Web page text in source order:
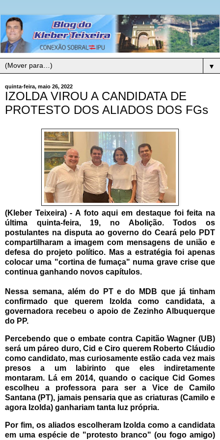
▼
quinta-feira, maio 26, 2022
IZOLDA VIROU A CANDIDATA DE
PROTESTO DOS ALIADOS DOS FGs
(Kleber Teixeira) - A foto aqui em destaque foi feita na
última quinta-feira, 19, no Abolição.Todos os
postulantes na disputa ao governo do Ceará pelo PDT
compartilharam a imagem com mensagens de união e
defesa do projeto político. Mas a estratégia foi apenas
colocar uma "cortina de fumaça" numa grave crise que
continua ganhando novos capítulos.
Nessa semana, além do PT e do MDB que já tinham
confirmado que querem Izolda como candidata, a
governadora recebeu o apoio de Zezinho Albuquerque
do PP.
Percebendo que o embate contra Capitão Wagner (UB)
será um páreo duro, Cid e Ciro querem Roberto Cláudio
como candidato, mas curiosamente estão cada vez mais
presos a um labirinto que eles indiretamente
montaram. Lá em 2014, quando o cacique Cid Gomes
escolheu a professora para ser a Vice de Camilo
Santana (PT), jamais pensaria que as criaturas (Camilo e
agora Izolda) ganhariam tanta luz própria.
Por fim, os aliados escolheram Izolda como a candidata
em uma espécie de "protesto branco" (ou fogo amigo)